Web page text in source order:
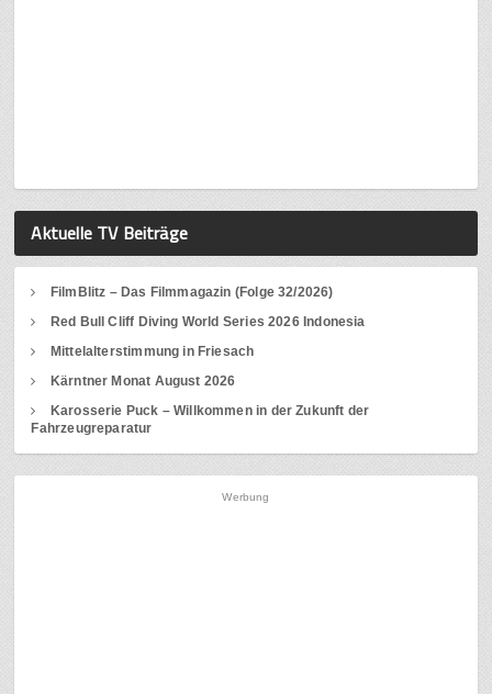
Aktuelle TV Beiträge
FilmBlitz – Das Filmmagazin (Folge 32/2026)
Red Bull Cliff Diving World Series 2026 Indonesia
Mittelalterstimmung in Friesach
Kärntner Monat August 2026
Karosserie Puck – Willkommen in der Zukunft der
Fahrzeugreparatur
Werbung